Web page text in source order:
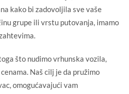
kako bi zadovoljila sve vaše
grupe ili vrstu putovanja, imamo
što nudimo vrhunska vozila,
Naš cilj je da pružimo
omogućavajući vam